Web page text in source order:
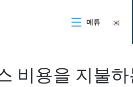
메튜
비용을 지불